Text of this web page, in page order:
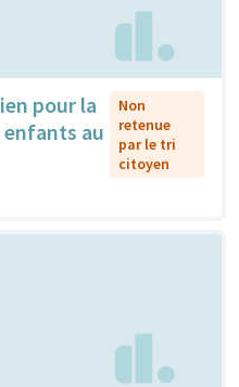
pour la
au
Non
retenue
par le tri
citoyen